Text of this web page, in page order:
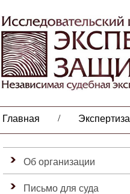
Главная / Экспертиза
Об организации
Письмо для суда